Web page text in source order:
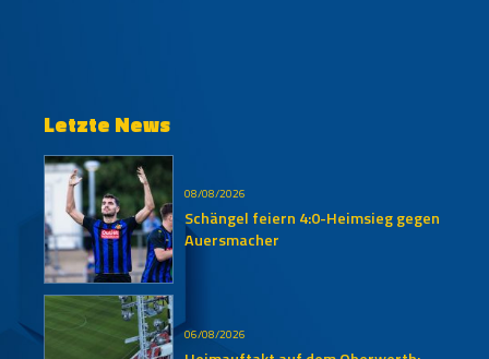
Letzte News
08/08/2026
Schängel feiern 4:0-Heimsieg gegen
Auersmacher
06/08/2026